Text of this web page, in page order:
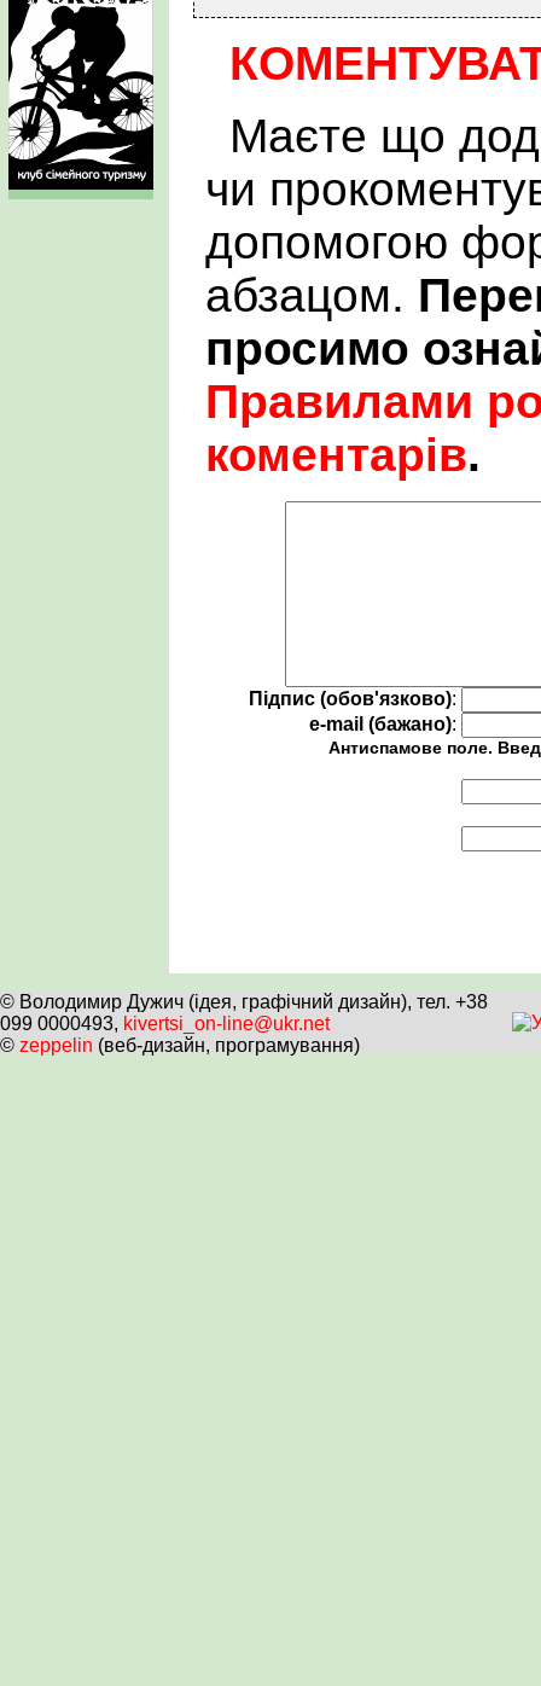
Маєте що
чи
допомогою
абзацом.
просимо
Правилами
коментарів.
Підпис (обов'язково):
e-mail (бажано):
Антиспамове поле.
© Володимир Дужич (ідея, графічний дизайн), тел. +38
099 0000493, kivertsi_on-line@ukr.net
© zeppelin (веб-дизайн, програмування)